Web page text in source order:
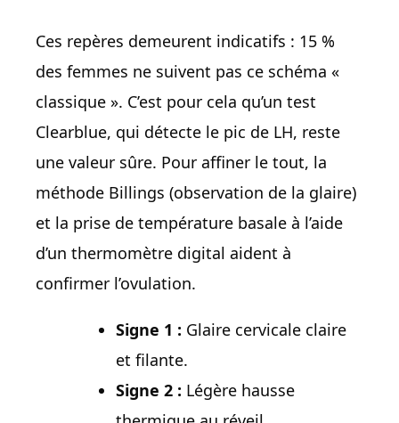
Ces repères demeurent indicatifs : 15 %
des femmes ne suivent pas ce schéma «
classique ». C’est pour cela qu’un test
Clearblue, qui détecte le pic de LH, reste
une valeur sûre. Pour affiner le tout, la
méthode Billings (observation de la glaire)
et la prise de température basale à l’aide
d’un thermomètre digital aident à
confirmer l’ovulation.
Signe 1 : Glaire cervicale claire
et filante.
Signe 2 : Légère hausse